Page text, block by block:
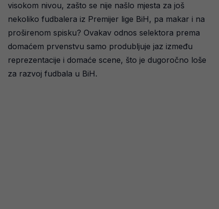
visokom nivou, zašto se nije našlo mjesta za još
nekoliko fudbalera iz Premijer lige BiH, pa makar i na
proširenom spisku? Ovakav odnos selektora prema
domaćem prvenstvu samo produbljuje jaz između
reprezentacije i domaće scene, što je dugoročno loše
za razvoj fudbala u BiH.